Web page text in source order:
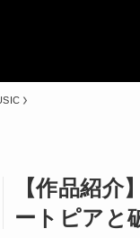
【作品紹
ートピアと